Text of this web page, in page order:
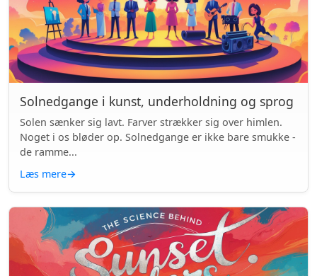
Solnedgange i kunst, underholdning og sprog
Solen sænker sig lavt. Farver strækker sig over himlen.
Noget i os bløder op. Solnedgange er ikke bare smukke -
de ramme...
Læs mere→